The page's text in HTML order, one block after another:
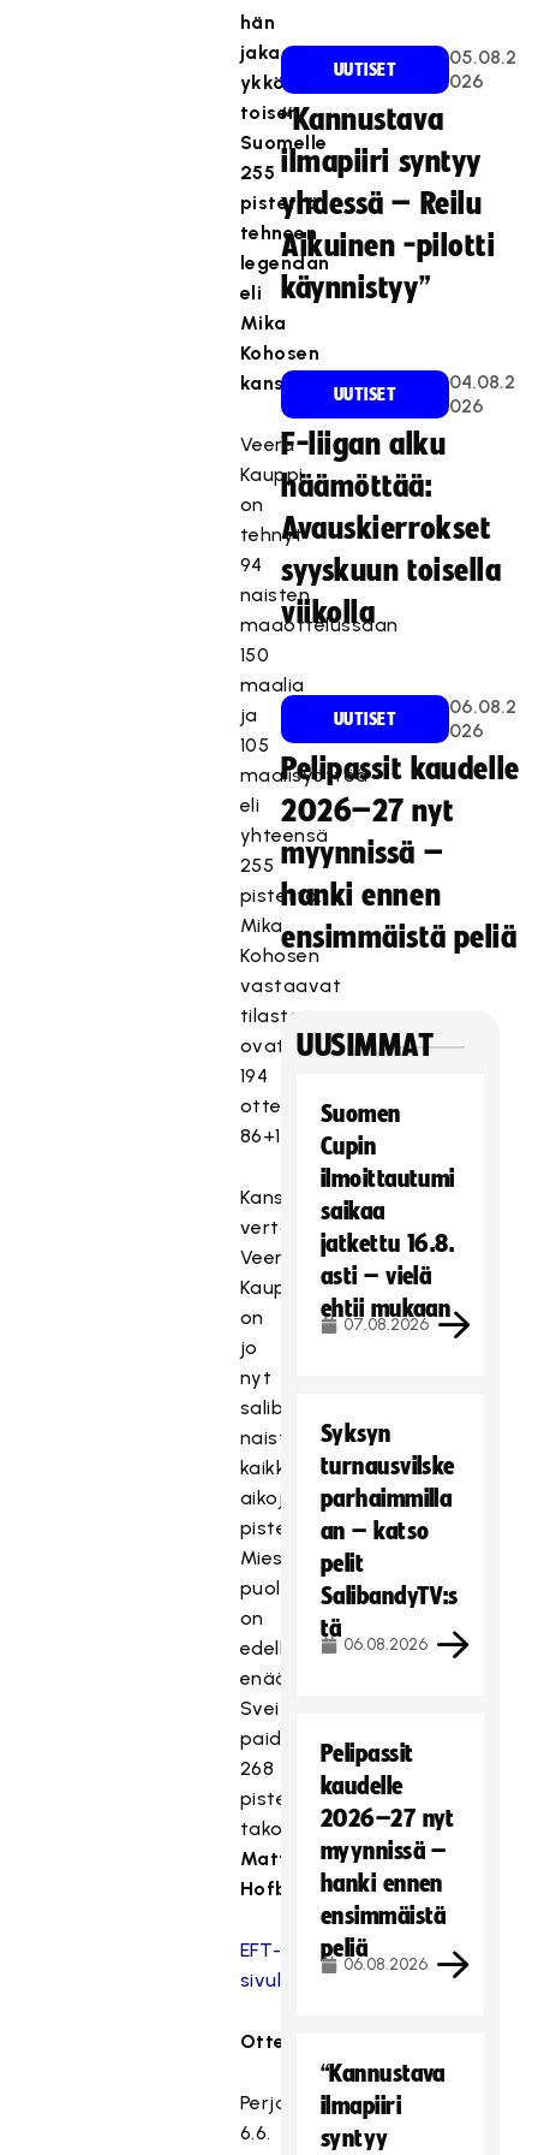
hän
jakaa
ykköstilan
toisen
Suomelle
255
pistettä
tehneen
legendan
eli
Mika
Kohosen
kanssa.
Veera
Kauppi
on
tehnyt
94
naisten
maaottelussaan
150
maalia
ja
105
maalisyöttöä
eli
yhteensä
255
pistettä.
Mika
Kohosen
vastaavat
tilastot
ovat
194
ottelussa
86+169=255.
Kansainvälisessä
vertailussa
Veera
Kauppi
on
jo
nyt
salibandyn
naisten
kaikkien
aikojen
pisteykkönen.
Miesten
puolella
on
edellä
enää
Sveitsin
paidassa
268
pistettä
takonut
Matthias
Hofbauer.
EFT-
sivulle
Otteluohjelma:
Perjantai
6.6.
UUTISET
05.08.2
026
“Kannustava
ilmapiiri syntyy
yhdessä – Reilu
Aikuinen -pilotti
käynnistyy”
UUTISET
04.08.2
026
F-liigan alku
häämöttää:
Avauskierrokset
syyskuun toisella
viikolla
UUTISET
06.08.2
026
Pelipassit kaudelle
2026–27 nyt
myynnissä –
hanki ennen
ensimmäistä peliä
UUSIMMAT
Suomen
Cupin
ilmoittautumi
saikaa
jatkettu 16.8.
asti – vielä
ehtii mukaan
07.08.2026
Syksyn
turnausvilske
parhaimmilla
an – katso
pelit
SalibandyTV:s
tä
06.08.2026
Pelipassit
kaudelle
2026–27 nyt
myynnissä –
hanki ennen
ensimmäistä
peliä
06.08.2026
“Kannustava
ilmapiiri
syntyy